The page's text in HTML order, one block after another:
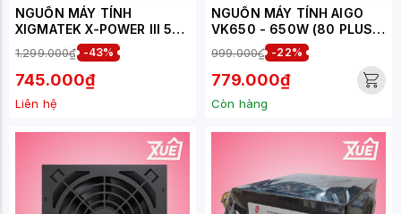
NGUỒN MÁY TÍNH
XIGMATEK X-POWER III 550
- 500W EN45983 (MÀU
ĐEN)
1.299.000₫ -43%
745.000₫
Liên hệ
NGUỒN MÁY TÍNH AIGO
VK650 - 650W (80 PLUS/
ACTIVE PFC/ SINGLE RAIL)
999.000₫ -22%
779.000₫
Còn hàng